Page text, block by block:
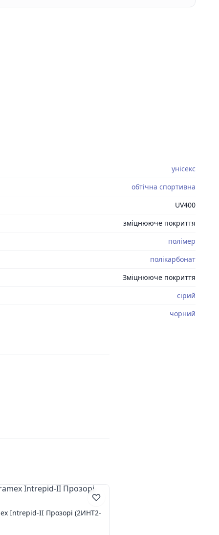
унісекс
обтічна спортивна
UV400
зміцнююче покриття
полімер
полікарбонат
Зміцнююче покриття
сірий
чорний
Intrepid-II Прозорі (2ИНТ2-